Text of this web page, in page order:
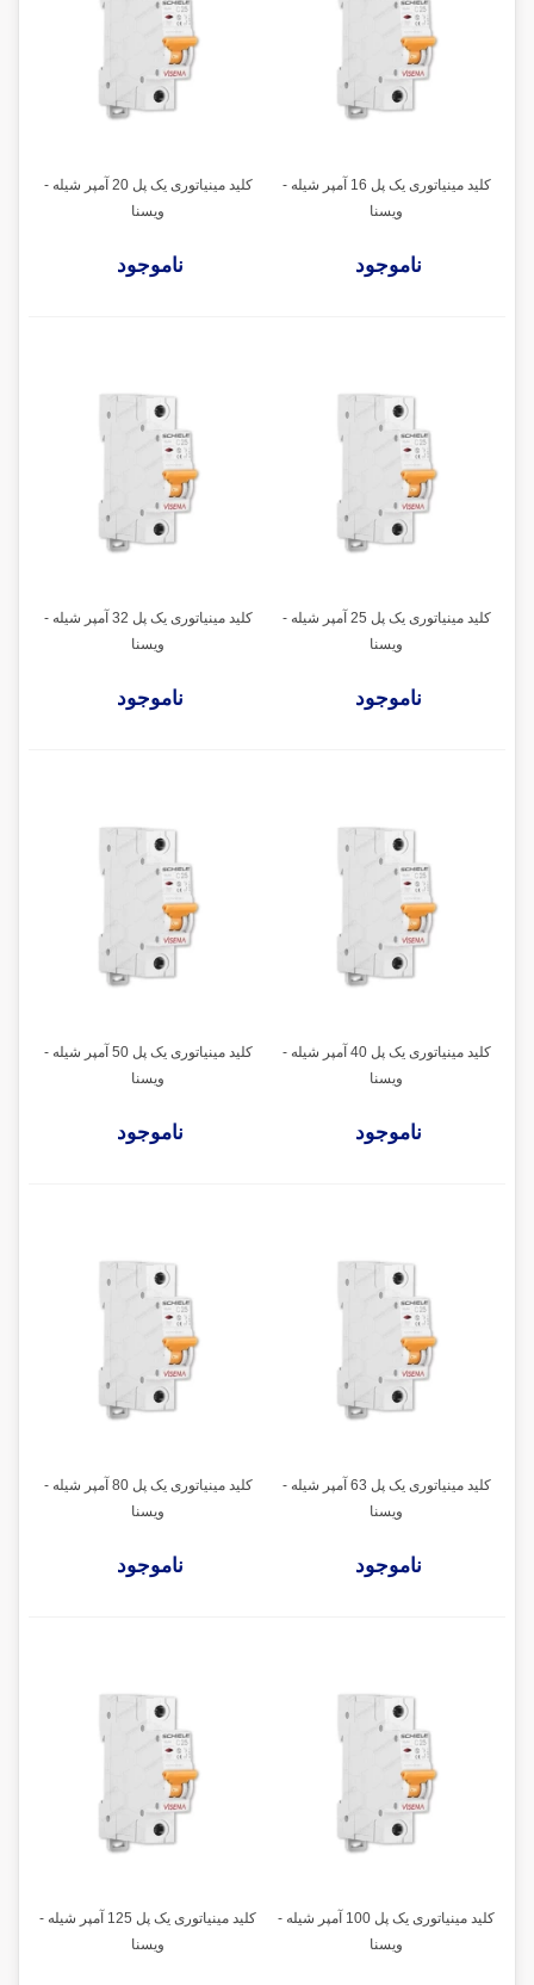
کلید مینیاتوری یک پل 16 آمپر شیله -
ویسنا
ناموجود
کلید مینیاتوری یک پل 20 آمپر شیله -
ویسنا
ناموجود
کلید مینیاتوری یک پل 25 آمپر شیله -
ویسنا
ناموجود
کلید مینیاتوری یک پل 32 آمپر شیله -
ویسنا
ناموجود
کلید مینیاتوری یک پل 40 آمپر شیله -
ویسنا
ناموجود
کلید مینیاتوری یک پل 50 آمپر شیله -
ویسنا
ناموجود
کلید مینیاتوری یک پل 63 آمپر شیله -
ویسنا
ناموجود
کلید مینیاتوری یک پل 80 آمپر شیله -
ویسنا
ناموجود
کلید مینیاتوری یک پل 100 آمپر شیله -
ویسنا
کلید مینیاتوری یک پل 125 آمپر شیله -
ویسنا